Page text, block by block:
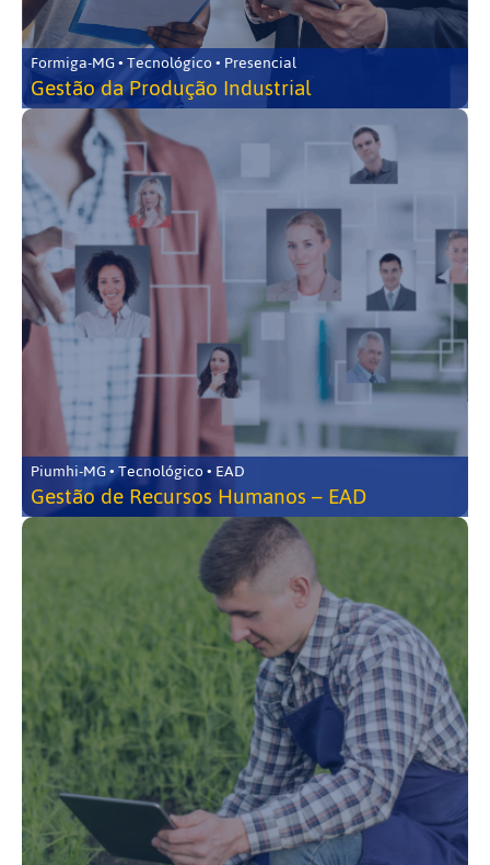
Formiga-MG • Tecnológico • Presencial
Gestão da Produção Industrial
Piumhi-MG • Tecnológico • EAD
Gestão de Recursos Humanos – EAD